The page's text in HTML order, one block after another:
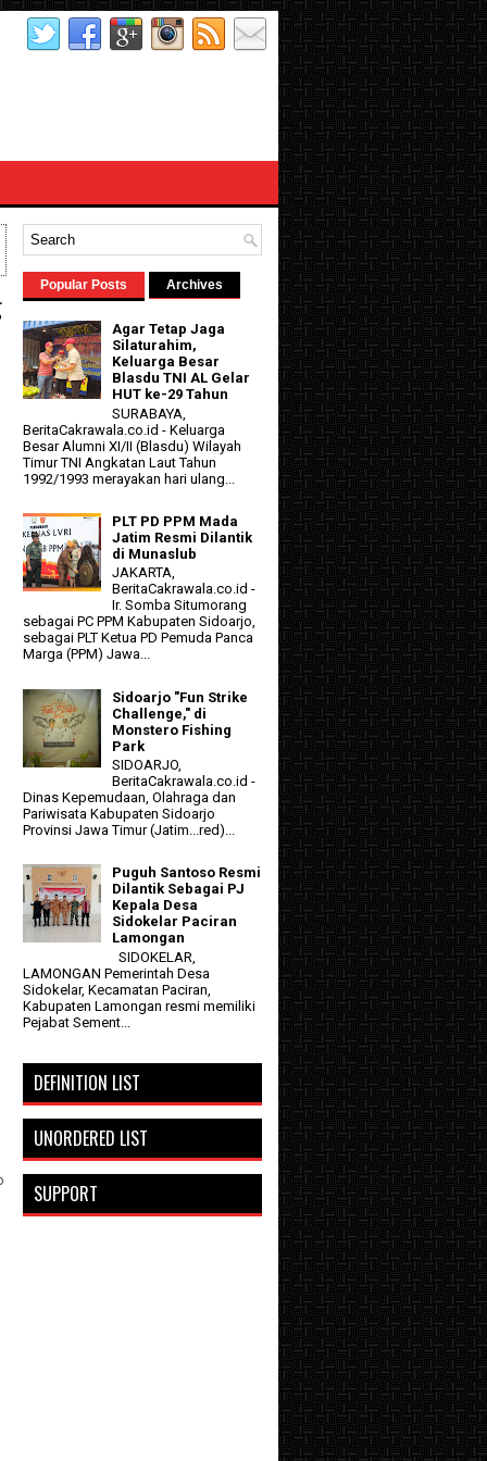
Popular Posts Archives
Agar Tetap Jaga
Silaturahim,
Keluarga Besar
Blasdu TNI AL Gelar
HUT ke-29 Tahun
SURABAYA,
BeritaCakrawala.co.id - Keluarga
Besar Alumni XI/II (Blasdu) Wilayah
Timur TNI Angkatan Laut Tahun
1992/1993 merayakan hari ulang...
PLT PD PPM Mada
Jatim Resmi Dilantik
di Munaslub
JAKARTA,
BeritaCakrawala.co.id -
Ir. Somba Situmorang
sebagai PC PPM Kabupaten Sidoarjo,
sebagai PLT Ketua PD Pemuda Panca
Marga (PPM) Jawa...
Sidoarjo "Fun Strike
Challenge," di
Monstero Fishing
Park
SIDOARJO,
BeritaCakrawala.co.id -
Dinas Kepemudaan, Olahraga dan
Pariwisata Kabupaten Sidoarjo
Provinsi Jawa Timur (Jatim...red)...
Puguh Santoso Resmi
Dilantik Sebagai PJ
Kepala Desa
Sidokelar Paciran
Lamongan
SIDOKELAR,
LAMONGAN Pemerintah Desa
Sidokelar, Kecamatan Paciran,
Kabupaten Lamongan resmi memiliki
Pejabat Sement...
DEFINITION LIST
UNORDERED LIST
SUPPORT